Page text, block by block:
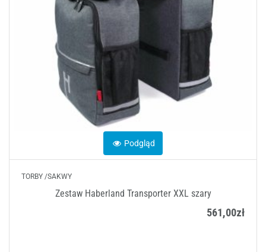
Podgląd
TORBY /SAKWY
Zestaw Haberland Transporter XXL szary
561,00zł